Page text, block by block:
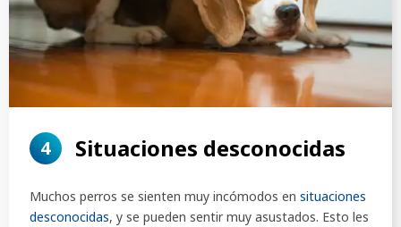
4 Situaciones desconocidas
Muchos perros se sienten muy incómodos en situaciones
desconocidas, y se pueden sentir muy asustados. Esto les